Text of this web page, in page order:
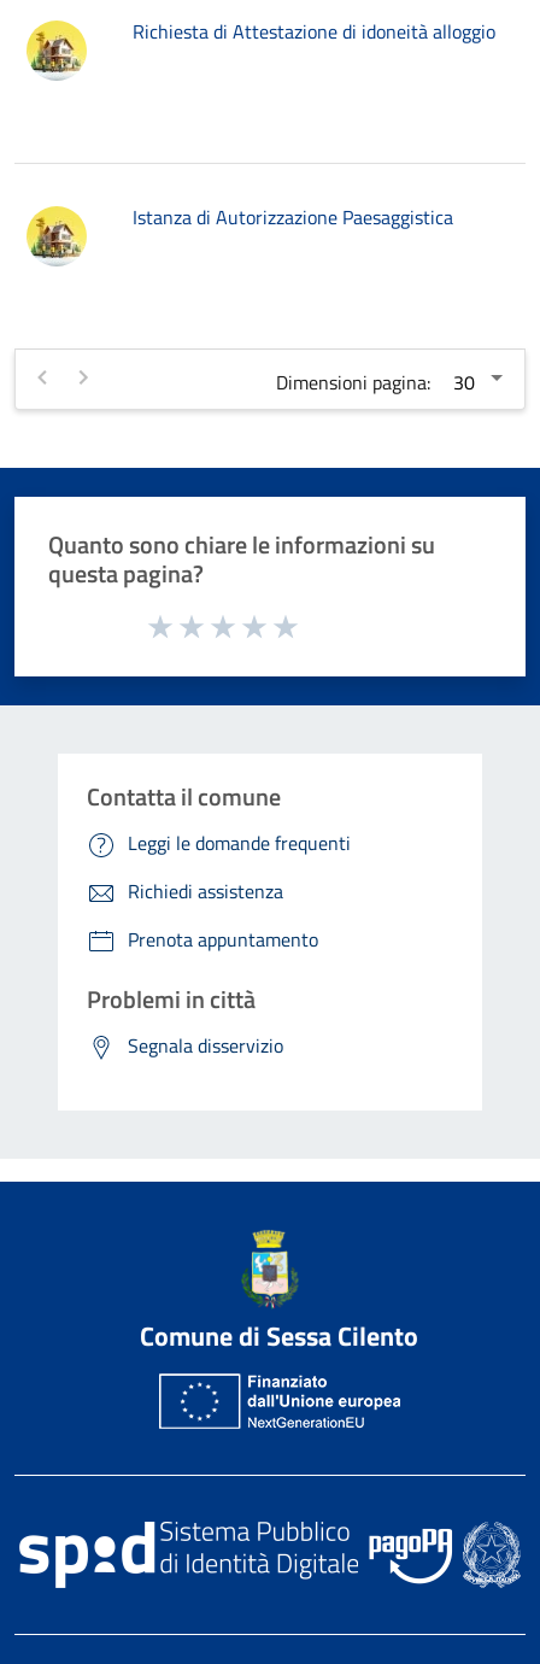
Richiesta di Attestazione di idoneità alloggio
Istanza di Autorizzazione Paesaggistica
Dimensioni pagina:
Quanto sono chiare le informazioni su
questa pagina?
Valuta da 1 a 5 stelle la pagina
Contatta il comune
Leggi le domande frequenti
Richiedi assistenza
Prenota appuntamento
Problemi in città
Segnala disservizio
Comune di Sessa Cilento